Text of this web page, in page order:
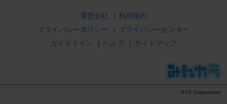
運営会社 | 利用規約
プライバシーポリシー
| プライバシーセンター
ガイドライン
| ヘルプ | サイトマップ
© LY Corporation